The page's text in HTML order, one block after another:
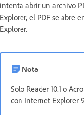
intenta abrir un archivo
Explorer, el PDF se abre
Explorer.
Nota
Solo Reader 10.1 o
con Internet Explorer